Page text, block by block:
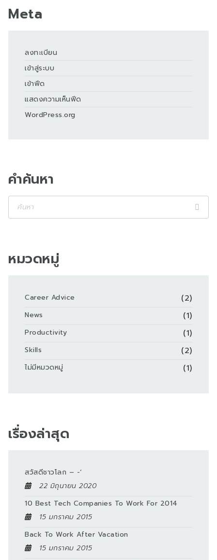
Meta
ลงทะเบียน
เข้าสู่ระบบ
เข้าฟีด
แสดงความเห็นฟีด
WordPress.org
คำค้นหา
หมวดหมู่
Career Advice (2)
News (1)
Productivity (1)
Skills (2)
ไม่มีหมวดหมู่ (1)
เรื่องล่าสุด
สวัสดีชาวโลก – -‘
22 มิถุนายน 2020
10 Best Tech Companies To Work For 2014
15 มกราคม 2015
Back To Work After Vacation
15 มกราคม 2015